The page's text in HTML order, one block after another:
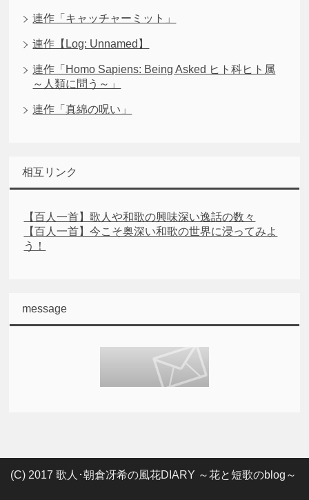
連作「キャッチャーミット」
連作【Log: Unnamed】
連作「Homo Sapiens: Being Asked ヒト科ヒト属
～人類に問う～」
連作「真綿の呪い」
相互リンク
【百人一首】歌人や和歌の興味深い逸話の数々
【百人一首】今こそ奥深い和歌の世界に浸ってみよ
う！
message
(C) 2017 歌人･朝倉冴希の風花DIARY ～花と短歌のblog～